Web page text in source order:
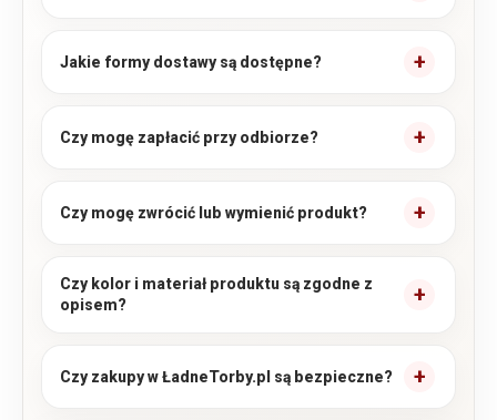
Jakie formy dostawy są dostępne?
Czy mogę zapłacić przy odbiorze?
Czy mogę zwrócić lub wymienić produkt?
Czy kolor i materiał produktu są zgodne z
opisem?
Czy zakupy w ŁadneTorby.pl są bezpieczne?